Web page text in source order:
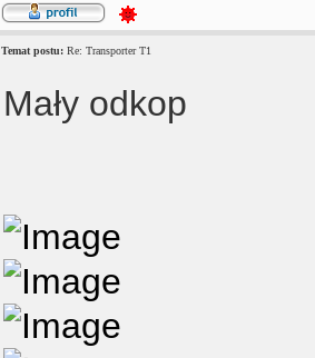
Temat postu: Re: Transporter T1
Mały odkop